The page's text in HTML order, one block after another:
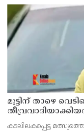
മുട്ടിന് താഴെ
പോസ്റ്റുമായി
കടലിലകപ്പെട്ട